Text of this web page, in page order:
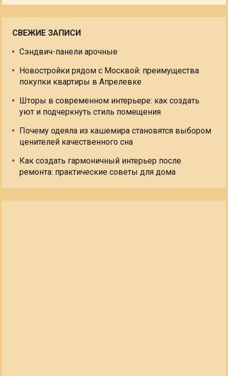
СВЕЖИЕ ЗАПИСИ
Сэндвич-панели арочные
Новостройки рядом с Москвой: преимущества
покупки квартиры в Апрелевке
Шторы в современном интерьере: как создать
уют и подчеркнуть стиль помещения
Почему одеяла из кашемира становятся выбором
ценителей качественного сна
Как создать гармоничный интерьер после
ремонта: практические советы для дома